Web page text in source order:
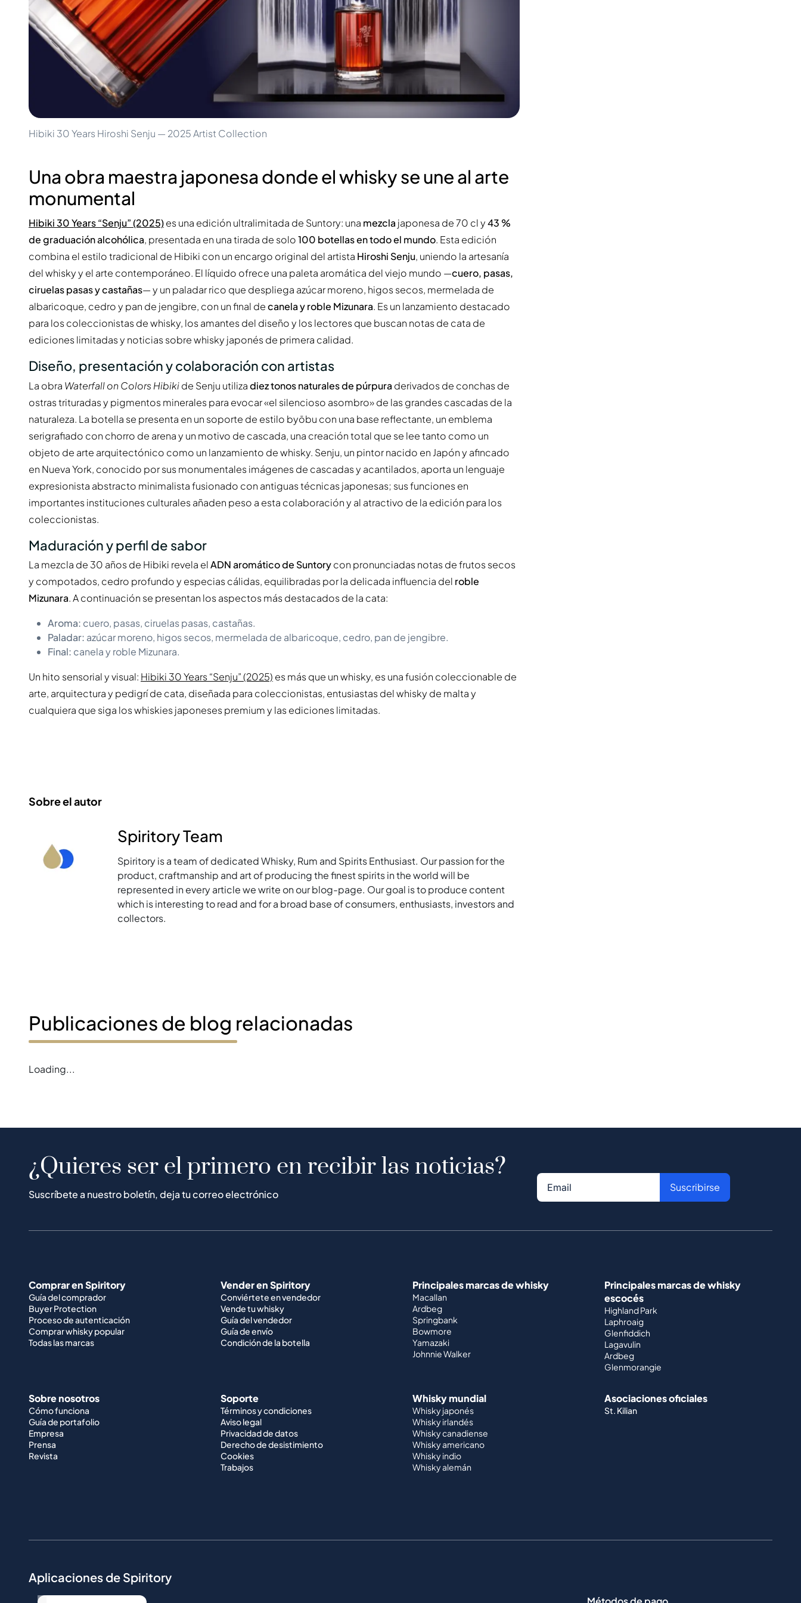
200-500€
Próximos Lanzamientos
Colecciones
Favoritos de Clientes
Raro y Coleccionable
Ediciones Limitadas
Destilería Cerrada
Whisky Dulce
Diplomatico
Don Julio
Gin Mare
Mangabeiras
Hennessy
Martell
Remy Martin
Ron Zacapa
Hibiki 30 Years Hiroshi Senju — 2025 Artist Collection
Una obra maestra japonesa donde el whisky se une al arte
monumental
Hibiki 30 Years “Senju” (2025)es una edición ultralimitada de Suntory: una mezcla japonesa de 70 cl y43 %
de graduación alcohólica, presentada en una tirada de solo100 botellas en todo el mundo. Esta edición
combina el estilo tradicional de Hibiki con un encargo original del artista Hiroshi Senju, uniendo la artesanía
del whisky y el arte contemporáneo. El líquido ofrece una paleta aromática del viejo mundo —cuero, pasas,
ciruelas pasas y castañas— y un paladar rico que despliega azúcar moreno, higos secos, mermelada de
albaricoque, cedro y pan de jengibre, con un final decanela y roble Mizunara. Es un lanzamiento destacado
para los coleccionistas de whisky, los amantes del diseño y los lectores que buscan notas de cata de
ediciones limitadas y noticias sobre whisky japonés de primera calidad.
Diseño, presentación y colaboración con artistas
La obra Waterfall on Colors Hibikide Senju utilizadiez tonos naturales de púrpura derivados de conchas de
ostras trituradas y pigmentos minerales para evocar «el silencioso asombro» de las grandes cascadas de la
naturaleza. La botella se presenta en un soporte de estilo byōbu con una base reflectante, un emblema
serigrafiado con chorro de arena y un motivo de cascada, una creación total que se lee tanto como un
objeto de arte arquitectónico como un lanzamiento de whisky. Senju, un pintor nacido en Japón y afincado
en Nueva York, conocido por sus monumentales imágenes de cascadas y acantilados, aporta un lenguaje
expresionista abstracto minimalista fusionado con antiguas técnicas japonesas; sus funciones en
importantes instituciones culturales añaden peso a esta colaboración y al atractivo de la edición para los
coleccionistas.
Maduración y perfil de sabor
La mezcla de 30 años de Hibiki revela elADN aromático de Suntorycon pronunciadas notas de frutos secos
y compotados, cedro profundo y especias cálidas, equilibradas por la delicada influencia del roble
Mizunara. A continuación se presentan los aspectos más destacados de la cata:
Aroma: cuero, pasas, ciruelas pasas, castañas.
Paladar: azúcar moreno, higos secos, mermelada de albaricoque, cedro, pan de jengibre.
Final: canela y roble Mizunara.
Un hito sensorial y visual: Hibiki 30 Years “Senju” (2025) es más que un whisky, es una fusión coleccionable de
arte, arquitectura y pedigrí de cata, diseñada para coleccionistas, entusiastas del whisky de malta y
cualquiera que siga los whiskies japoneses premium y las ediciones limitadas.
Sobre el autor
Spiritory Team
Spiritory is a team of dedicated Whisky, Rum and Spirits Enthusiast. Our passion for the
product, craftmanship and art of producing the finest spirits in the world will be
represented in every article we write on our blog-page. Our goal is to produce content
which is interesting to read and for a broad base of consumers, enthusiasts, investors and
collectors.
Publicaciones de blog relacionadas
Loading...
¿Quieres ser el primero en recibir las noticias?
Suscríbete a nuestro boletín, deja tu correo electrónico
Suscribirse
Comprar en Spiritory
Guía del comprador
Buyer Protection
Proceso de autenticación
Comprar whisky popular
Todas las marcas
Vender en Spiritory
Conviértete en vendedor
Vende tu whisky
Guía del vendedor
Guía de envío
Condición de la botella
Principales marcas de whisky
Macallan
Ardbeg
Springbank
Bowmore
Yamazaki
Johnnie Walker
Principales marcas de whisky
escocés
Highland Park
Laphroaig
Glenfiddich
Lagavulin
Ardbeg
Glenmorangie
Sobre nosotros
Cómo funciona
Guía de portafolio
Empresa
Prensa
Revista
Soporte
Términos y condiciones
Aviso legal
Privacidad de datos
Derecho de desistimiento
Cookies
Trabajos
Whisky mundial
Whisky japonés
Whisky irlandés
Whisky canadiense
Whisky americano
Whisky indio
Whisky alemán
Asociaciones oficiales
St. Kilian
Aplicaciones de Spiritory